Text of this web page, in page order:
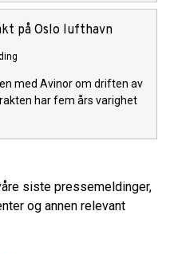
på Oslo lufthavn
med Avinor om driften av
har fem års varighet
siste pressemeldinger,
og annen relevant